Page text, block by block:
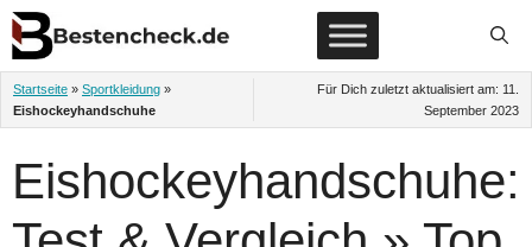
Zum
Inhalt
springen
Startseite » Sportkleidung »
Eishockeyhandschuhe
Für Dich zuletzt aktualisiert am: 11.
September 2023
Eishockeyhandschuhe: